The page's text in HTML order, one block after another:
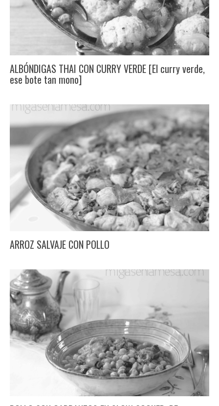
ALBÓNDIGAS THAI CON CURRY VERDE [El curry verde,
ese bote tan mono]
ARROZ SALVAJE CON POLLO